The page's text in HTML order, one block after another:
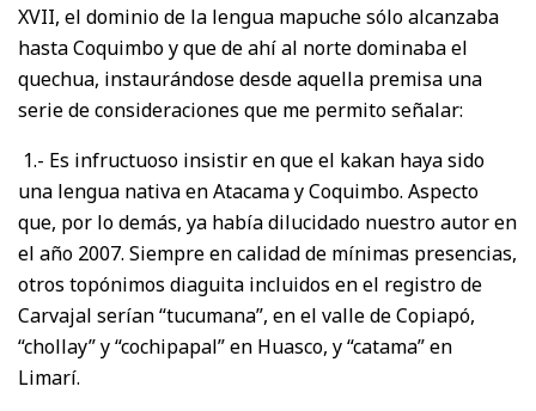
XVII, el dominio de la lengua mapuche sólo alcanzaba
hasta Coquimbo y que de ahí al norte dominaba el
quechua, instaurándose desde aquella premisa una
serie de consideraciones que me permito señalar:
1.- Es infructuoso insistir en que el kakan haya sido
una lengua nativa en Atacama y Coquimbo. Aspecto
que, por lo demás, ya había dilucidado nuestro autor en
el año 2007. Siempre en calidad de mínimas presencias,
otros topónimos diaguita incluidos en el registro de
Carvajal serían “tucumana”, en el valle de Copiapó,
“chollay” y “cochipapal” en Huasco, y “catama” en
Limarí.